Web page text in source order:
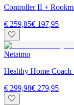
Controller II +
€ 259,85€ 197,95
Netatmo
Healthy Home
€ 299,98€ 279,95